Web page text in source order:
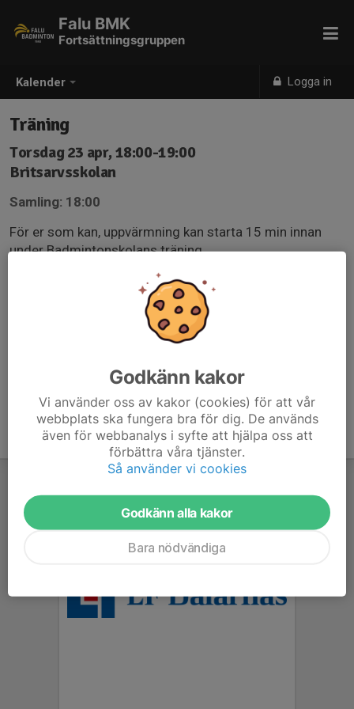
Kalender Logga in
Falu BMK
Fortsättningsgruppen
Träning
Torsdag 23 apr, 18:00-19:00
Britsarvsskolan
Samling: 18:00
För er som kan, uppvärmning kan starta 15 min innan
under Badmintonskolans träning.
Godkänn kakor
Vi använder oss av kakor (cookies) för att vår
webbplats ska fungera bra för dig. De används
även för webbanalys i syfte att hjälpa oss att
förbättra våra tjänster.
Så använder vi cookies
Godkänn alla kakor
Bara nödvändiga